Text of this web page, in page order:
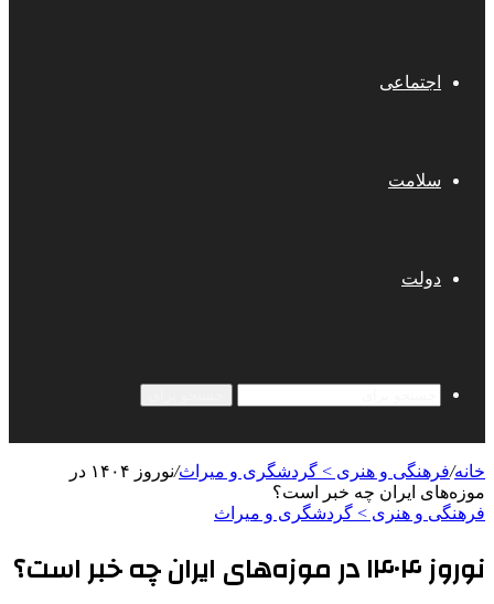
اجتماعی
سلامت
دولت
خانه/فرهنگی و هنری > گردشگری و میراث/
نوروز ۱۴۰۴ در
موزه‌های ایران چه خبر است؟
فرهنگی و هنری > گردشگری و میراث
نوروز ۱۴۰۴ در موزه‌های ایران چه خبر است؟